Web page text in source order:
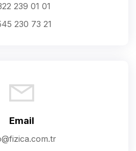
239 01 01
230 73 21
Email